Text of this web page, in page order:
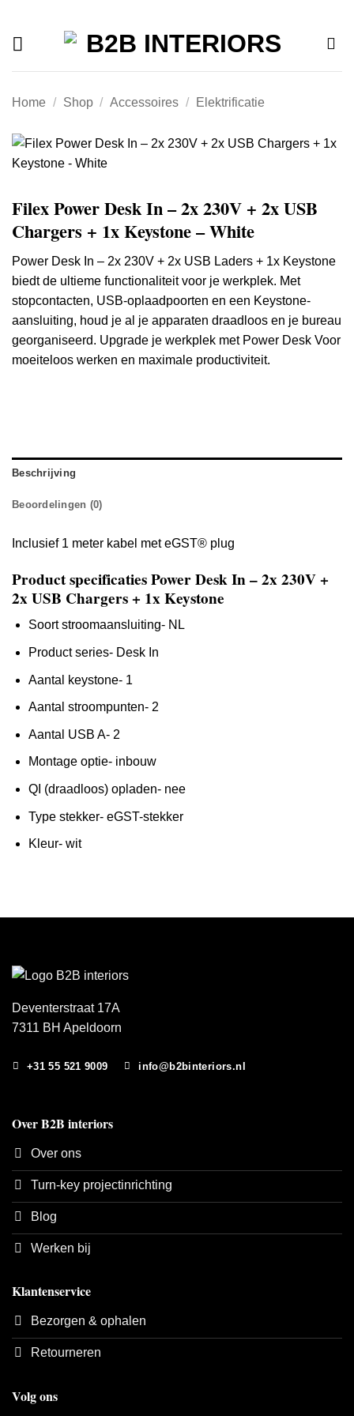
inhoud
Home / Shop / Accessoires / Elektrificatie
Filex Power Desk In – 2x 230V + 2x USB
Chargers + 1x Keystone – White
Power Desk In – 2x 230V + 2x USB Laders + 1x Keystone
biedt de ultieme functionaliteit voor je werkplek. Met
stopcontacten, USB-oplaadpoorten en een Keystone-
aansluiting, houd je al je apparaten draadloos en je bureau
georganiseerd. Upgrade je werkplek met Power Desk Voor
moeiteloos werken en maximale productiviteit.
Beschrijving
Beoordelingen (0)
Inclusief 1 meter kabel met eGST® plug
Product specificaties Power Desk In – 2x 230V +
2x USB Chargers + 1x Keystone
Soort stroomaansluiting- NL
Product series- Desk In
Aantal keystone- 1
Aantal stroompunten- 2
Aantal USB A- 2
Montage optie- inbouw
QI (draadloos) opladen- nee
Type stekker- eGST-stekker
Kleur- wit
Deventerstraat 17A
7311 BH Apeldoorn
+31 55 521 9009 info@b2binteriors.nl
Over B2B interiors
Over ons
Turn-key projectinrichting
Blog
Werken bij
Klantenservice
Bezorgen & ophalen
Retourneren
Volg ons